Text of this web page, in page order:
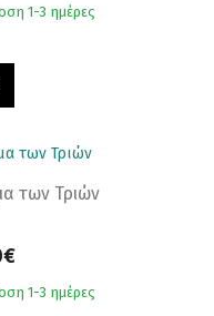
1-3 ημέρες
των Τριών
1-3 ημέρες